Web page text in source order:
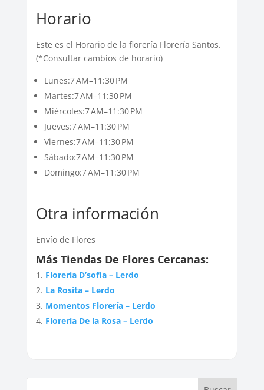
Horario
Este es el Horario de la florería Florería Santos.
(*Consultar cambios de horario)
Lunes:7 AM–11:30 PM
Martes:7 AM–11:30 PM
Miércoles:7 AM–11:30 PM
Jueves:7 AM–11:30 PM
Viernes:7 AM–11:30 PM
Sábado:7 AM–11:30 PM
Domingo:7 AM–11:30 PM
Otra información
Envío de Flores
Más Tiendas De Flores Cercanas:
Floreria D’sofia – Lerdo
La Rosita – Lerdo
Momentos Florería – Lerdo
Florería De la Rosa – Lerdo